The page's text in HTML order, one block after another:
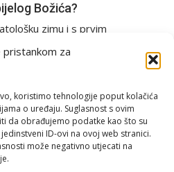
pristankom za
koristimo tehnologije poput kolačića
o uređaju. Suglasnost s ovim
da obrađujemo podatke kao što su
ID-ovi na ovoj web stranici.
može negativno utjecati na
Božića?
zimu i s prvim
“Sam u kući”...